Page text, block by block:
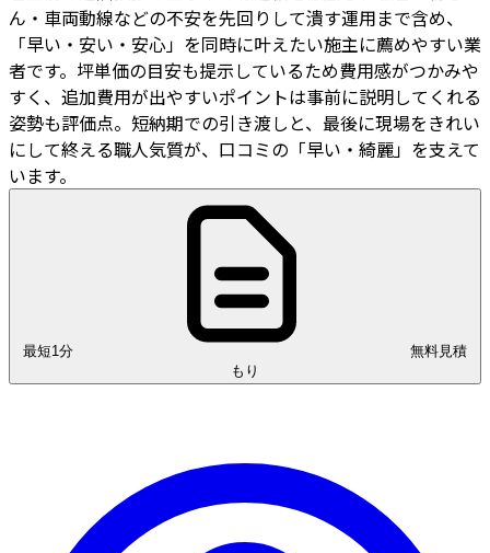
ん・車両動線などの不安を先回りして潰す運用まで含め、
「早い・安い・安心」を同時に叶えたい施主に薦めやすい業
者です。坪単価の目安も提示しているため費用感がつかみや
すく、追加費用が出やすいポイントは事前に説明してくれる
姿勢も評価点。短納期での引き渡しと、最後に現場をきれい
にして終える職人気質が、口コミの「早い・綺麗」を支えて
います。
最短1分
もり